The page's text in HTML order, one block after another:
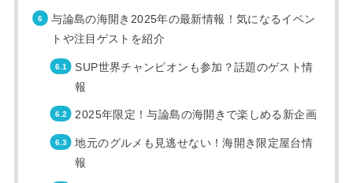
与論島の海開き2025年の最新情報！気になるイベン
トや注目ゲストを紹介
SUP世界チャンピオンも参加？話題のゲスト情
報
2025年限定！与論島の海開きで楽しめる新企画
地元のグルメも見逃せない！海開き限定屋台情
報